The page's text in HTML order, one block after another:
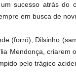
um sucesso atrás
em busca de
(forró), Dilsinho
Mendonça, criarem
pelo trágico